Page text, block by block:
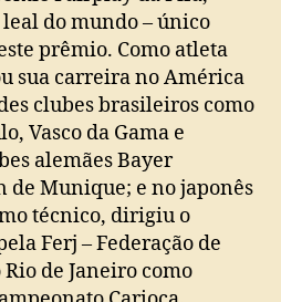
do mundo – único
prêmio. Como atleta
sua carreira no América
clubes brasileiros como
Vasco da Gama e
alemães Bayer
de Munique; e no japonês
técnico, dirigiu o
Ferj – Federação de
de Janeiro como